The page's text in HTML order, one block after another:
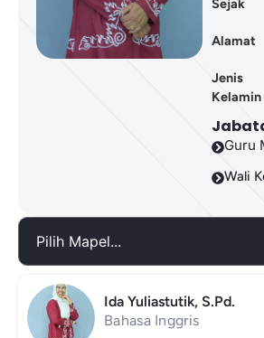
Sejak
Alamat
Jenis
Kelamin
Guru
Wali
Ida Yuliastutik, S.Pd.
Bahasa Inggris